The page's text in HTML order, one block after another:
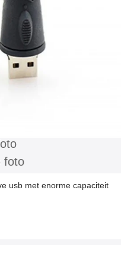
foto
usb met enorme capaciteit